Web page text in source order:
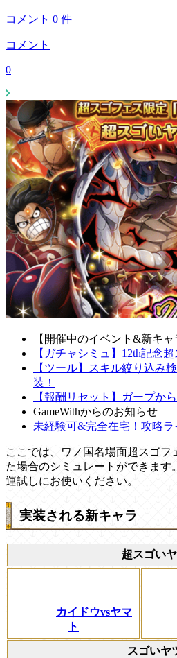
コメント 0 件
コメント
0
【開催中のイベント&新キャ
【ガチャシミュ】12th記念
【ツール】スキル絞り込み
装！
【報酬リセット】ガープか
GameWithからのお知らせ
未経験可&完全在宅！攻略ラ
ここでは、ワノ国名場面超スゴフ
た場合のシミュレートができます
運試しにお使いください。
実装される新キャラ
超スゴい
カイドウvsヤマ
ト
スゴいヤ